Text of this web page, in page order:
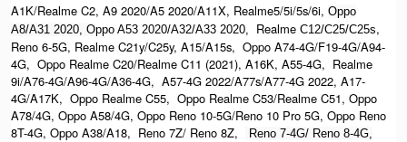
A1K/Realme C2, A9 2020/A5 2020/A11X, Realme5/5i/5s/6i, Oppo
A8/A31 2020, Oppo A53 2020/A32/A33 2020, Realme C12/C25/C25s,
Reno 6-5G, Realme C21y/C25y, A15/A15s, Oppo A74-4G/F19-4G/A94-
4G, Oppo Realme C20/Realme C11 (2021), A16K, A55-4G, Realme
9i/A76-4G/A96-4G/A36-4G, A57-4G 2022/A77s/A77-4G 2022, A17-
4G/A17K, Oppo Realme C55, Oppo Realme C53/Realme C51, Oppo
A78/4G, Oppo A58/4G, Oppo Reno 10-5G/Reno 10 Pro 5G, Oppo Reno
8T-4G, Oppo A38/A18, Reno 7Z/ Reno 8Z,
Reno 7-4G/ Reno 8-4G,